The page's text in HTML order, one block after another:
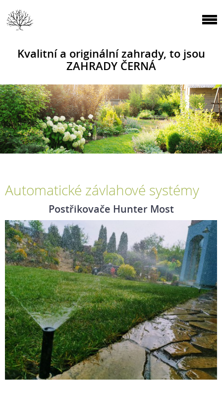
Kvalitní a originální zahrady, to jsou
ZAHRADY ČERNÁ
Automatické závlahové systémy
Postřikovače Hunter Most